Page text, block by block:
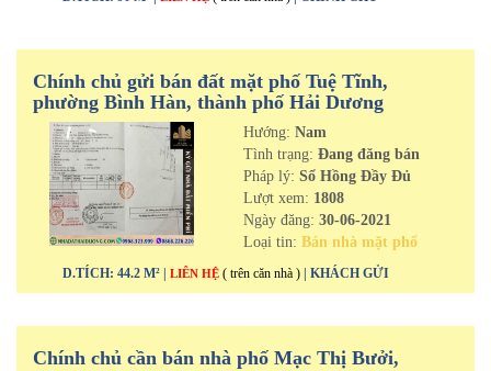
Chính chủ gửi bán đất mặt phố Tuệ Tĩnh,
phường Bình Hàn, thành phố Hải Dương
Hướng: Nam
Tình trạng: Đang đăng bán
Pháp lý: Sổ Hồng Đầy Đủ
Lượt xem: 1808
Ngày đăng: 30-06-2021
Loại tin: Bán nhà mặt phố
D.TÍCH: 44.2 M² | LIÊN HỆ ( trên căn nhà ) | KHÁCH GỬI
Chính chủ cần bán nhà phố Mạc Thị Bưởi,